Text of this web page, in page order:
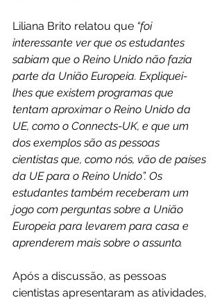
Liliana Brito relatou que “foi
interessante ver que os estudantes
sabiam que o Reino Unido não fazia
parte da União Europeia. Expliquei-
lhes que existem programas que
tentam aproximar o Reino Unido da
UE, como o Connects-UK, e que um
dos exemplos são as pessoas
cientistas que, como nós, vão de países
da UE para o Reino Unido”. Os
estudantes também receberam um
jogo com perguntas sobre a União
Europeia para levarem para casa e
aprenderem mais sobre o assunto.
Após a discussão, as pessoas
cientistas apresentaram as atividades,